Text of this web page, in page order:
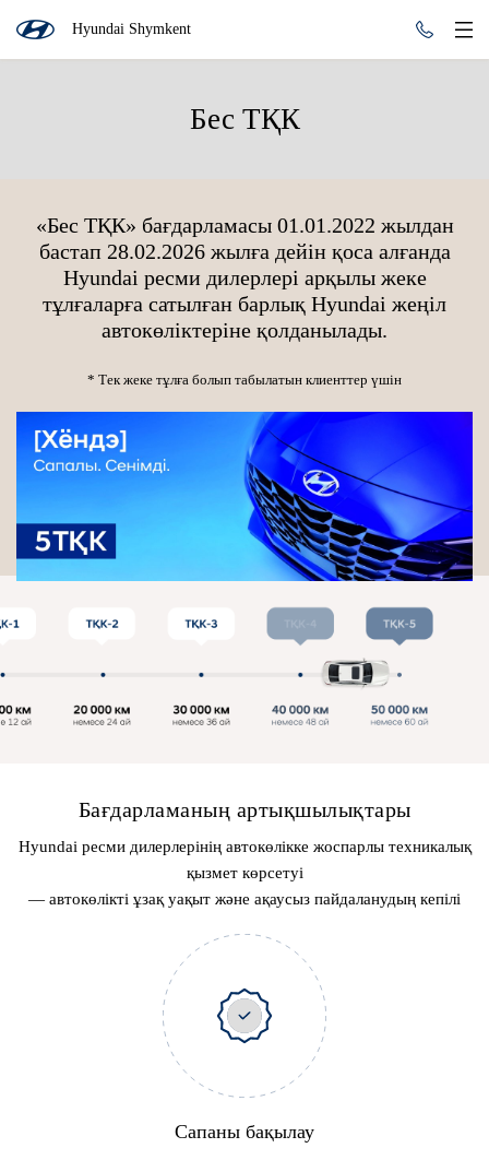
Hyundai Shymkent
Бес ТҚК
«Бес ТҚК» бағдарламасы 01.01.2022 жылдан
бастап 28.02.2026 жылға дейін қоса алғанда
Hyundai ресми дилерлері арқылы жеке
тұлғаларға сатылған барлық Hyundai жеңіл
автокөліктеріне қолданылады.
* Тек жеке тұлға болып табылатын клиенттер үшін
Бағдарламаның артықшылықтары
Hyundai ресми дилерлерінің автокөлікке жоспарлы техникалық
қызмет көрсетуі
— автокөлікті ұзақ уақыт және ақаусыз пайдаланудың кепілі
Сапаны бақылау